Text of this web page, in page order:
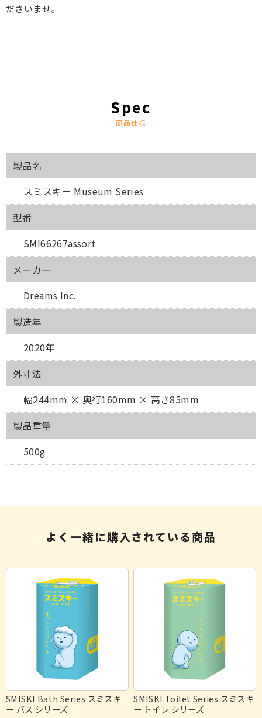
ださいませ。
商品仕様
製品名
スミスキー Museum Series
型番
SMI66267assort
メーカー
Dreams Inc.
製造年
2020年
外寸法
幅244mm × 奥行160mm × 高さ85mm
製品重量
500g
よく一緒に購入されている商品
SMISKI Bath Series スミスキ
ー バス シリーズ
SMISKI Toilet Series スミスキ
ー トイレ シリーズ